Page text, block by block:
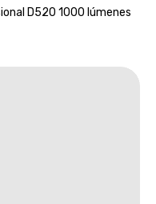
D520 1000 lúmenes